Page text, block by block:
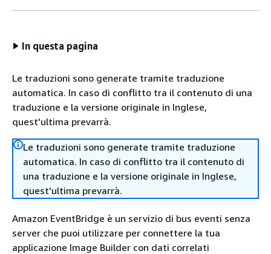
In questa pagina
Le traduzioni sono generate tramite traduzione
automatica. In caso di conflitto tra il contenuto di una
traduzione e la versione originale in Inglese,
quest'ultima prevarrà.
Le traduzioni sono generate tramite traduzione
automatica. In caso di conflitto tra il contenuto di
una traduzione e la versione originale in Inglese,
quest'ultima prevarrà.
Amazon EventBridge è un servizio di bus eventi senza
server che puoi utilizzare per connettere la tua
applicazione Image Builder con dati correlati